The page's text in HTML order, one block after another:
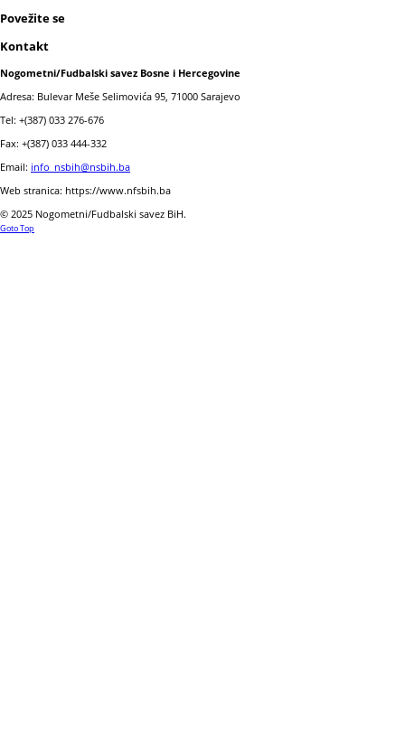
Povežite se
Kontakt
Nogometni/Fudbalski savez Bosne i Hercegovine
Adresa: Bulevar Meše Selimovića 95, 71000 Sarajevo
Tel: +(387) 033 276-676
Fax: +(387) 033 444-332
Email: info_nsbih@nsbih.ba
Web stranica: https://www.nfsbih.ba
© 2025 Nogometni/Fudbalski savez BiH.
Goto Top